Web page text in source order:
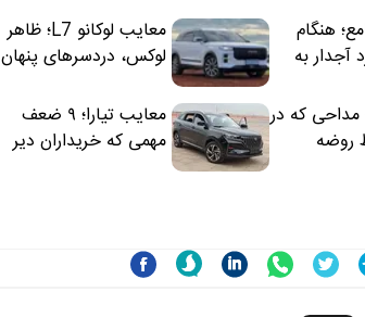
هنگام
آجدار به
معایب لوکانو L7؛ ظاهر
لوکس، دردسرهای پنهان
مداحی که در
روضه
معایب تیارا؛ ۹ ضعف
مهمی که خریداران دیر